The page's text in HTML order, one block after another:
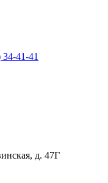
41-41
д. 47Г